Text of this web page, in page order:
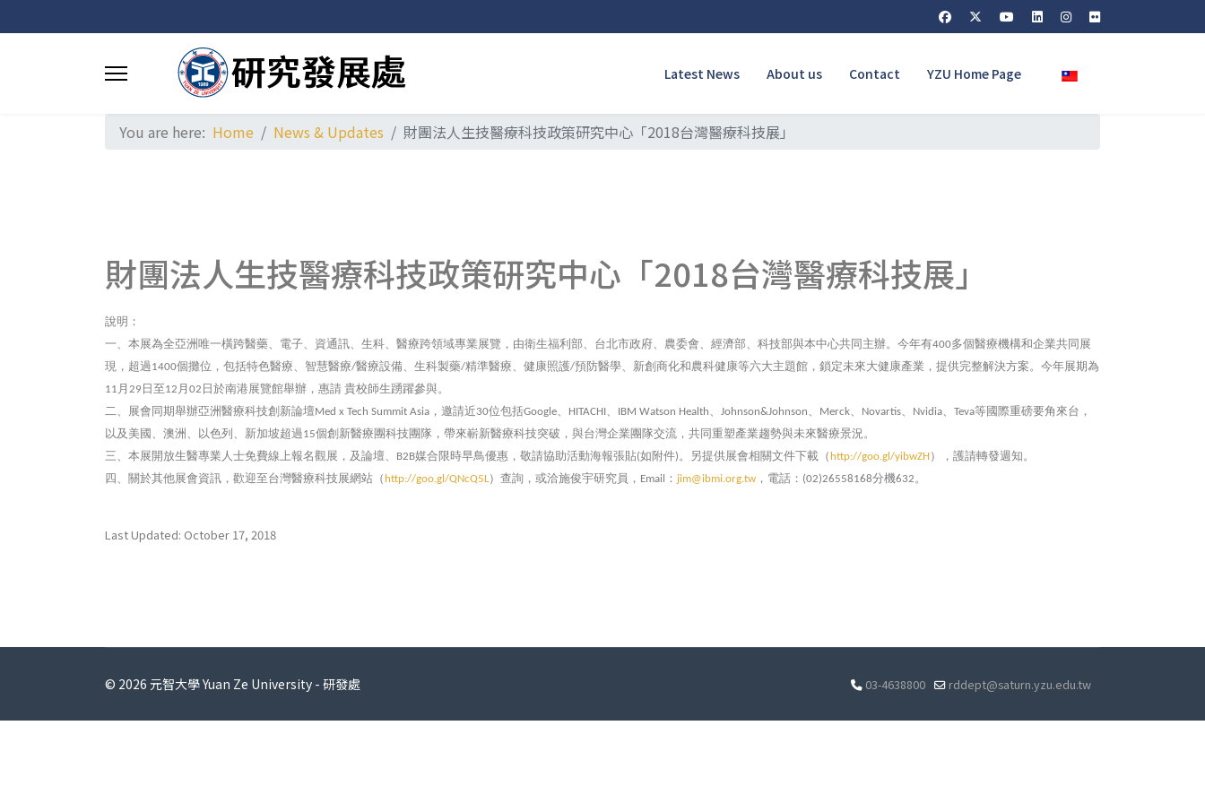
Latest News About us Contact YZU Home Page Select your language
You are here: Home News & Updates 財團法人生技醫療科技政策研究中心「2018台灣醫療科技展」
財團法人生技醫療科技政策研究中心「2018台灣醫療科技展」
說明：
一、本展為全亞洲唯一橫跨醫藥、電子、資通訊、生科、醫療跨領域專業展覽，由衛生福利部、台北市政府、農委會、經濟部、科技部與本中心共同主辦。今年有400多個醫療機構和企業共同展
現，超過1400個攤位，包括特色醫療、智慧醫療/醫療設備、生科製藥/精準醫療、健康照護/預防醫學、新創商化和農科健康等六大主題館，鎖定未來大健康產業，提供完整解決方案。今年展期為
11 月 29 日至12 月 02 日於南港展覽館舉辦，惠請貴校師生踴躍參與。
二、展會同期舉辦亞洲醫療科技創新論壇Med x Tech Summit Asia ，邀請近30位包括Google、 HITACHI、 IBM Watson Health、 Johnson&Johnson、 Merck、 Novartis、 Nvidia、 Teva等國際重磅要角來台，
以及美國、澳洲、以色列、新加坡超過15個創新醫療團科技團隊，帶來嶄新醫療科技突破，與台灣企業團隊交流，共同重塑產業趨勢與未來醫療景況。
三、本展開放生醫專業人士免費線上報名觀展，及論壇、
B2B媒合限時早鳥優惠，敬請協助活動海報張貼(如附件)。另提供展會相關文件下載（ http://goo.gl/yibwZH），護請轉發週知。
四、關於其他展會資訊，歡迎至台灣醫療科技展網站（ http://goo.gl/QNcQ5L）查詢，或洽施俊宇研究員， Email ： jim@ibmi.org.tw ，電話： (02)26558168分機632。
Last Updated: October 17, 2018
© 2026 元智大學 Yuan Ze University - 研發處 03-4638800 rddept@saturn.yzu.edu.tw